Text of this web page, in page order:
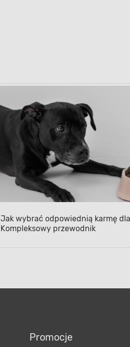
Jak wybrać odpowiednią karmę
Kompleksowy przewodnik
Promocje